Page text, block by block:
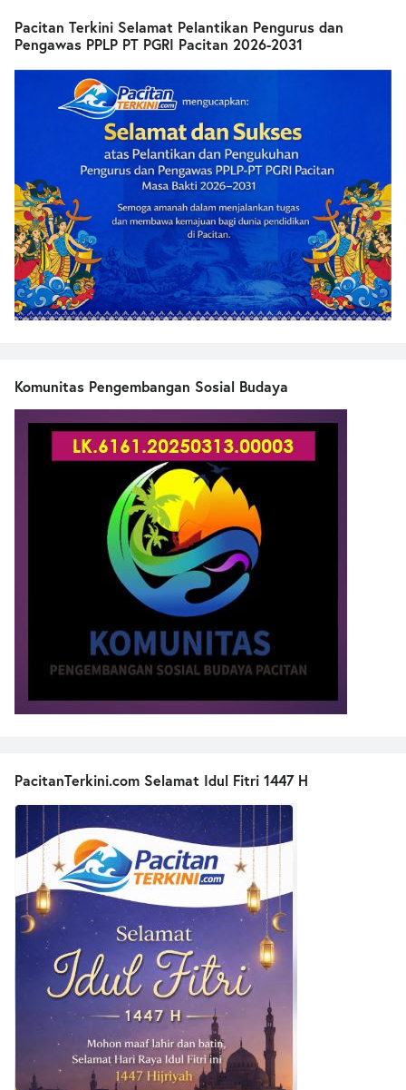
Pacitan Terkini Selamat Pelantikan Pengurus dan
Pengawas PPLP PT PGRI Pacitan 2026-2031
Komunitas Pengembangan Sosial Budaya
PacitanTerkini.com Selamat Idul Fitri 1447 H